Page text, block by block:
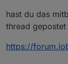
hast du das
thread
https://